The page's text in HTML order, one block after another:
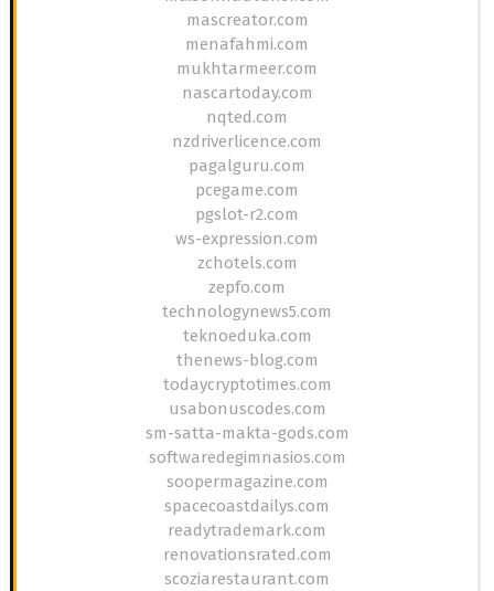
mascreator.com
menafahmi.com
mukhtarmeer.com
nascartoday.com
nqted.com
nzdriverlicence.com
pagalguru.com
pcegame.com
pgslot-r2.com
ws-expression.com
zchotels.com
zepfo.com
technologynews5.com
teknoeduka.com
thenews-blog.com
todaycryptotimes.com
usabonuscodes.com
sm-satta-makta-gods.com
softwaredegimnasios.com
soopermagazine.com
spacecoastdailys.com
readytrademark.com
renovationsrated.com
scoziarestaurant.com